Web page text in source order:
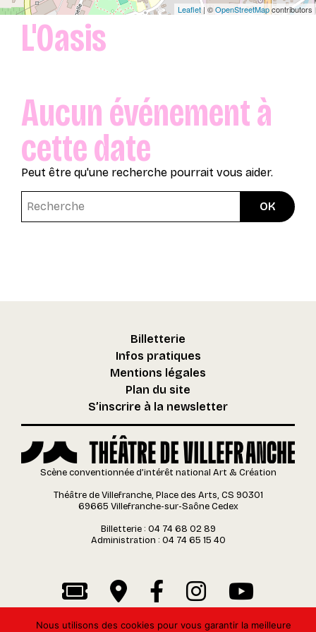
Leaflet| ©OpenStreetMapcontributors
L'Oasis
Aucun événement à
cette date
Peut être qu'une recherche pourrait vous aider.
Billetterie
Infos pratiques
Mentions légales
Plan du site
S’inscrire à la newsletter
Scène conventionnée d’intérêt national Art & Création
Théâtre de Villefranche, Place des Arts, CS 90301
69665 Villefranche-sur-Saône Cedex
Billetterie : 04 74 68 02 89
Administration : 04 74 65 15 40
Nous utilisons des cookies pour vous garantir la meilleure